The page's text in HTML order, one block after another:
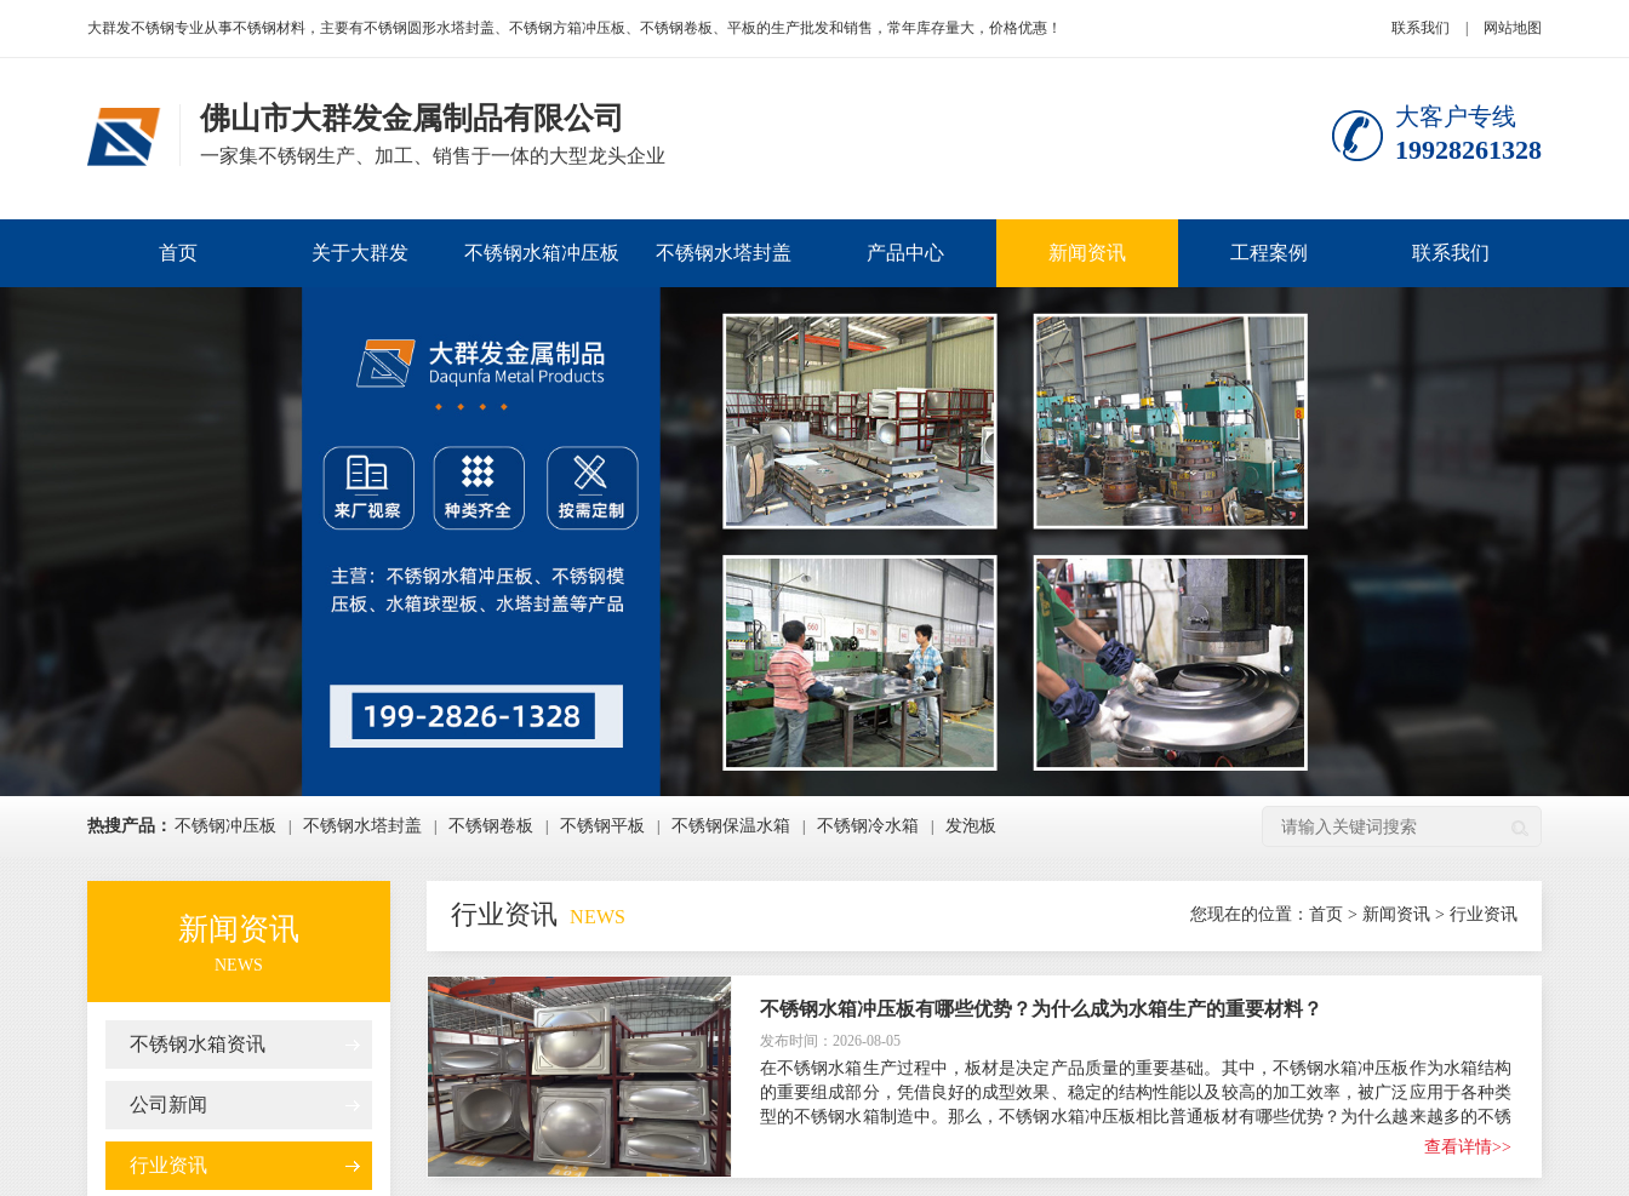
大群发不锈钢专业从事不锈钢材料，主要有不锈钢圆形水塔封盖、不锈钢方箱冲压板、不锈钢卷板、平板的生产批发和销售，常年库存量大，价格优惠！ 联系我们 网站地图
佛山市大群发金属制品有限公司
一家集不锈钢生产、加工、销售于一体的大型龙头企业
大客户专线
19928261328
首页 关于大群发 不锈钢水箱冲压板 不锈钢水塔封盖 产品中心 新闻资讯 工程案例 联系我们
热搜产品： 不锈钢冲压板 不锈钢水塔封盖 不锈钢卷板 不锈钢平板 不锈钢保温水箱 不锈钢冷水箱 发泡板
新闻资讯
NEWS
不锈钢水箱资讯
公司新闻
行业资讯
行业资讯 NEWS 您现在的位置： 首页 > 新闻资讯 > 行业资讯
不锈钢水箱冲压板有哪些优势？为什么成为水箱生产的重要材料？
发布时间：2026-08-05
在不锈钢水箱生产过程中，板材是决定产品质量的重要基础。其中，不锈钢水箱冲压板作为水箱结构
的重要组成部分，凭借良好的成型效果、稳定的结构性能以及较高的加工效率，被广泛应用于各种类
型的不锈钢水箱制造中。那么，不锈钢水箱冲压板相比普通板材有哪些优势？为什么越来越多的不锈
查看详情>>